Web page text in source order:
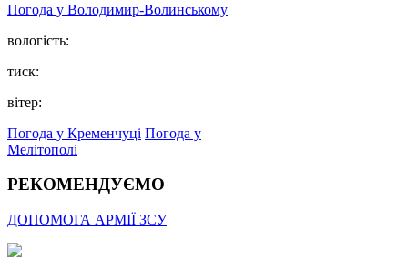
Погода у Володимир-Волинському
вологість:
тиск:
вітер:
Погода у Кременчуці Погода у
Мелітополі
РЕКОМЕНДУЄМО
ДОПОМОГА АРМІЇ ЗСУ